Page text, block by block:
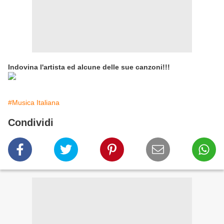
Indovina l'artista ed alcune delle sue canzoni!!!
#Musica Italiana
Condividi